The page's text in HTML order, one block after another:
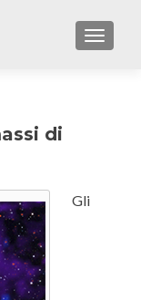
di
Gli